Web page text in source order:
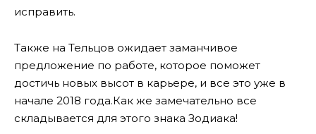
исправить.
Также на Тельцов ожидает заманчивое
предложение по работе, которое поможет
достичь новых высот в карьере, и все это уже в
начале 2018 года.Как же замечательно все
складывается для этого знака Зодиака!